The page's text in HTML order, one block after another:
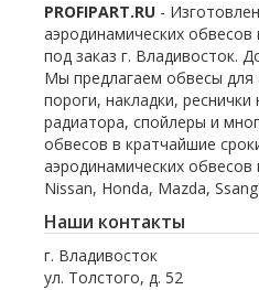
PROFIPART.RU -
аэродинамических
под заказ г. Владивосток.
Мы предлагаем обвесы
пороги, накладки,
радиатора, спойлеры и
обвесов в кратчайшие
аэродинамических
Nissan, Honda, Mazda,
Наши контакты
г. Владивосток
ул. Толстого, д. 52